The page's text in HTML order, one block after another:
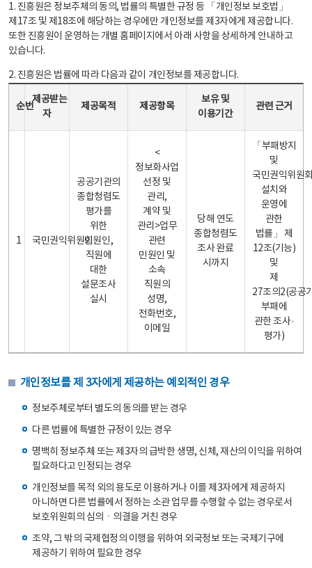
1. 진흥원은 정보주체의 동의, 법률의 특별한 규정 등 「개인정보 보호법」
제17조 및 제18조에 해당하는 경우에만 개인정보를 제3자에게 제공합니다.
또한 진흥원이 운영하는 개별 홈페이지에서 아래 사항을 상세하게 안내하고
있습니다.
2. 진흥원은 법률에 따라 다음과 같이 개인정보를 제공합니다.
순번
제공받는
자
제공목적 제공항목
보유 및
이용기간
관련 근거
1 국민권익위원회
공공기관의
종합청렴도
평가를
위한
민원인,
직원에
대한
설문조사
실시
<
정보화사업
선정 및
관리,
계약 및
관리>업무
관련
민원인 및
소속
직원의
성명,
전화번호,
이메일
당해 연도
종합청렴도
조사 완료
시까지
「부패방지
및
국민권익위원
설치와
운영에
관한
법률」 제
12조(기능)
및
제
27조의2(공공
부패에
관한 조사·
평가)
개인정보를 제 3자에게 제공하는 예외적인 경우
정보주체로부터 별도의 동의를 받는 경우
다른 법률에 특별한 규정이 있는 경우
명백히 정보주체 또는 제3자의 급박한 생명, 신체, 재산의 이익을 위하여
필요하다고 인정되는 경우
개인정보를 목적 외의 용도로 이용하거나 이를 제3자에게 제공하지
아니하면 다른 법률에서 정하는 소관 업무를 수행할 수 없는 경우로서
보호위원회의 심의ㆍ의결을 거친 경우
조약, 그 밖의 국제협정의 이행을 위하여 외국정보 또는 국제기구에
제공하기 위하여 필요한 경우